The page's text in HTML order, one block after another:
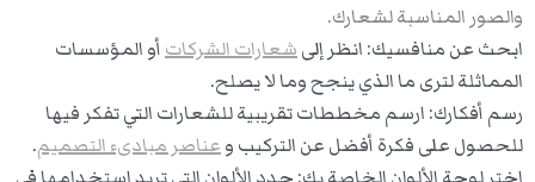
والصور المناسبة لشعارك.
ابحث عن منافسيك: انظر إلى شعارات الشركات أو المؤسسات
المماثلة لترى ما الذي ينجح وما لا يصلح.
رسم أفكارك: ارسم مخططات تقريبية للشعارات التي تفكر فيها
للحصول على فكرة أفضل عن التركيب و عناصر مبادىء التصميم.